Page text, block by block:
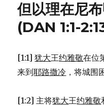
罗
(EZK
但以理在尼
(DAN 1:1-
[1:1]犹大王约雅敬在位
来到耶路撒冷 ，将城围
[1:2] 主将犹大王约雅敬